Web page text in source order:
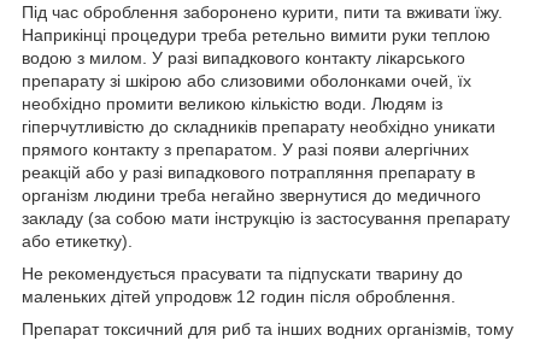
Під час оброблення заборонено курити, пити та вживати їжу.
Наприкінці процедури треба ретельно вимити руки теплою
водою з милом. У разі випадкового контакту лікарського
препарату зі шкірою або слизовими оболонками очей, їх
необхідно промити великою кількістю води. Людям із
гіперчутливістю до складників препарату необхідно уникати
прямого контакту з препаратом. У разі появи алергічних
реакцій або у разі випадкового потрапляння препарату в
організм людини треба негайно звернутися до медичного
закладу (за собою мати інструкцію із застосування препарату
або етикетку).
Не рекомендується прасувати та підпускати тварину до
маленьких дітей упродовж 12 годин після оброблення.
Препарат токсичний для риб та інших водних організмів, тому